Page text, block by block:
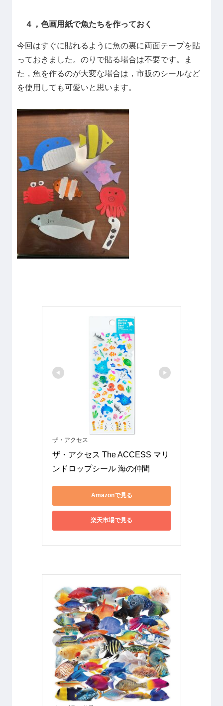
４，色画用紙で魚たちを作っておく
今回はすぐに貼れるように魚の裏に両面テープを貼
っておきました。のりで貼る場合は不要です。ま
た，魚を作るのが大変な場合は，市販のシールなど
を使用しても可愛いと思います。
ザ・アクセス
ザ・アクセス The ACCESS マリ
ンドロップシール 海の仲間
Amazonで見る
楽天市場で見る